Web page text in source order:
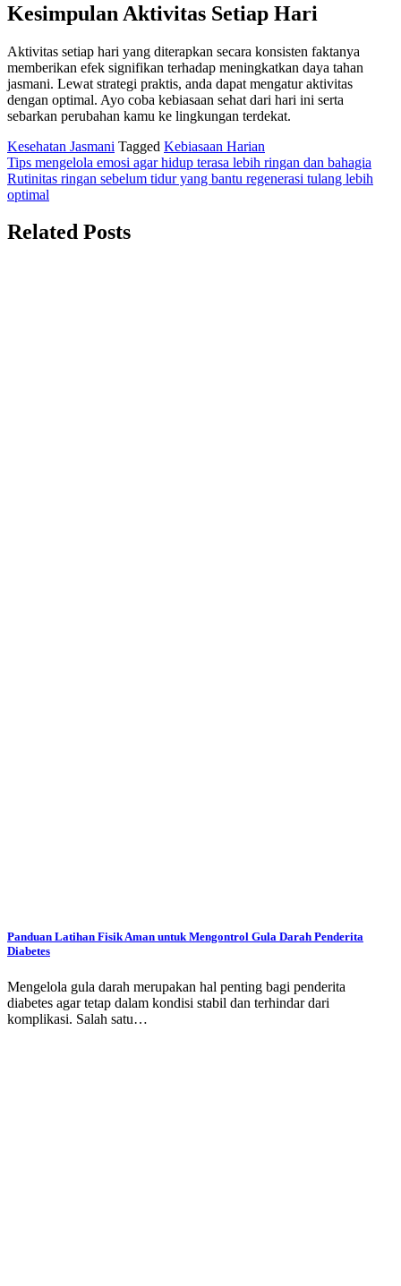
Kesimpulan Aktivitas Setiap Hari
Aktivitas setiap hari yang diterapkan secara konsisten faktanya
memberikan efek signifikan terhadap meningkatkan daya tahan
jasmani. Lewat strategi praktis, anda dapat mengatur aktivitas
dengan optimal. Ayo coba kebiasaan sehat dari hari ini serta
sebarkan perubahan kamu ke lingkungan terdekat.
Kesehatan Jasmani Tagged Kebiasaan Harian
Navigasi
pos
Tips mengelola emosi agar hidup terasa lebih ringan dan bahagia
Rutinitas ringan sebelum tidur yang bantu regenerasi tulang lebih
optimal
Related Posts
Panduan Latihan Fisik Aman untuk Mengontrol Gula Darah Penderita
Diabetes
Mengelola gula darah merupakan hal penting bagi penderita
diabetes agar tetap dalam kondisi stabil dan terhindar dari
komplikasi. Salah satu…